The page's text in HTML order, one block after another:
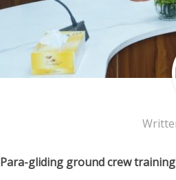
Para-gliding ground crew training